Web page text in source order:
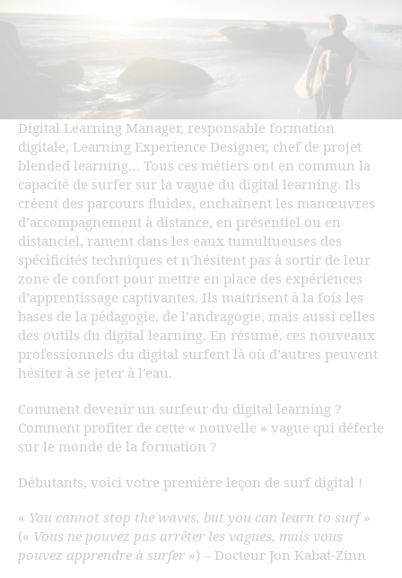
Digital Learning Manager, responsable formation
digitale, Learning Experience Designer, chef de projet
blended learning… Tous ces métiers ont en commun la
capacité de surfer sur la vague du digital learning. Ils
créent des parcours fluides, enchainent les manœuvres
d’accompagnement à distance, en présentiel ou en
distanciel, rament dans les eaux tumultueuses des
spécificités techniques et n’hésitent pas à sortir de leur
zone de confort pour mettre en place des expériences
d’apprentissage captivantes. Ils maitrisent à la fois les
bases de la pédagogie, de l’andragogie, mais aussi celles
des outils du digital learning. En résumé, ces nouveaux
professionnels du digital surfent là où d’autres peuvent
hésiter à se jeter à l’eau.
Comment devenir un surfeur du digital learning ?
Comment profiter de cette « nouvelle » vague qui déferle
sur le monde de la formation ?
Débutants, voici votre première leçon de surf digital !
« You cannot stop the waves, but you can learn to surf»
(« Vous ne pouvez pas arrêter les vagues, mais vous
pouvez apprendre à surfer ») – Docteur Jon Kabat-Zinn